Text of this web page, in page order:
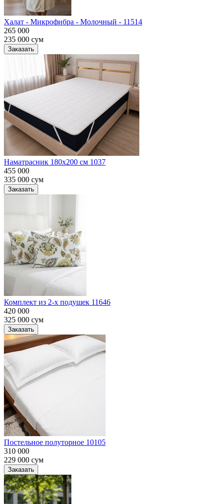
Халат - Микрофибра - Молочный - 11514
265 000
235 000 сум
Заказать
Наматрасник 180х200 см 1037
455 000
335 000 сум
Заказать
Комплект из 2-х подушек 11646
420 000
325 000 сум
Заказать
Постельное полуторное 10105
310 000
229 000 сум
Заказать